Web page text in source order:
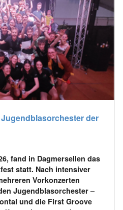
der
fand in Dagmersellen das
statt. Nach intensiver
Vorkonzerten
Jugendblasorchester –
und die First Groove